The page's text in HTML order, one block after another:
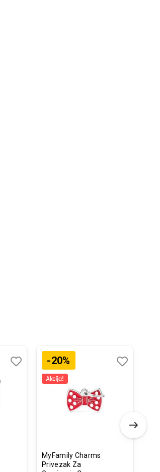
-20%
MyFamily Charms
Privezak Za